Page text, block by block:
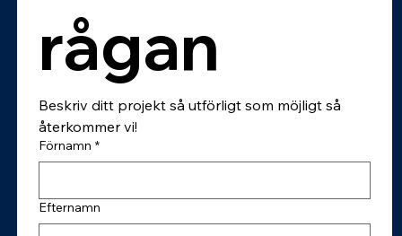
rågan
Beskriv ditt projekt så utförligt som möjligt så
återkommer vi!
Förnamn *
Efternamn